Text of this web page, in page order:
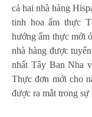
cả hai nhà hàng
tinh hoa ẩm thực
hướng ẩm thực mới
nhà hàng được
nhất Tây Ban Nha
Thực đơn mới cho
được ra mắt trong sự